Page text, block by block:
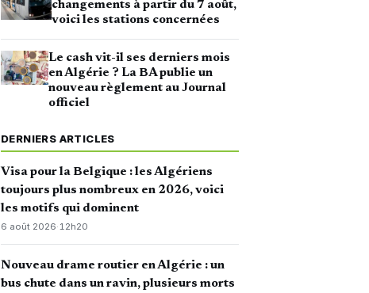
changements à partir du 7 août,
voici les stations concernées
Le cash vit-il ses derniers mois
en Algérie ? La BA publie un
nouveau règlement au Journal
officiel
DERNIERS ARTICLES
Visa pour la Belgique : les Algériens
toujours plus nombreux en 2026, voici
les motifs qui dominent
6 août 2026·12h20
Nouveau drame routier en Algérie : un
bus chute dans un ravin, plusieurs morts